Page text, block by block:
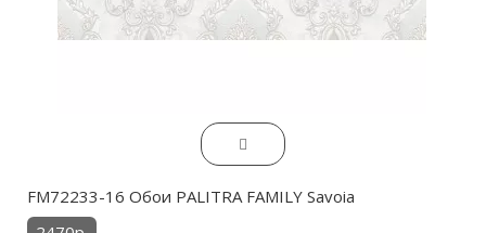
FM72233-16 Обои PALITRA FAMILY Savoia